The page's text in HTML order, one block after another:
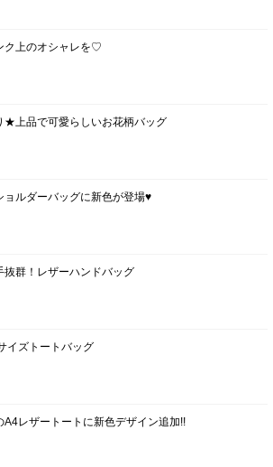
ク上のオシャレを♡
★上品で可愛らしいお花柄バッグ
ョルダーバッグに新色が登場♥
抜群！レザーハンドバッグ
イズトートバッグ
A4レザートートに新色デザイン追加!!